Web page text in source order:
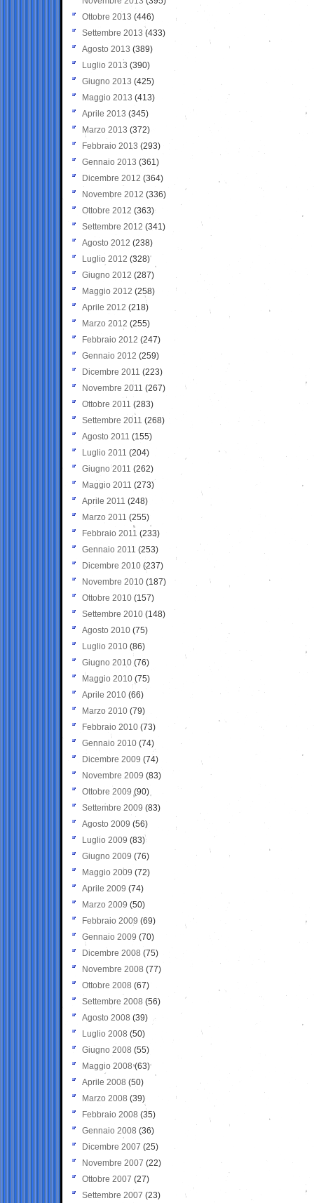
Ottobre 2013 (446)
Settembre 2013 (433)
Agosto 2013 (389)
Luglio 2013 (390)
Giugno 2013 (425)
Maggio 2013 (413)
Aprile 2013 (345)
Marzo 2013 (372)
Febbraio 2013 (293)
Gennaio 2013 (361)
Dicembre 2012 (364)
Novembre 2012 (336)
Ottobre 2012 (363)
Settembre 2012 (341)
Agosto 2012 (238)
Luglio 2012 (328)
Giugno 2012 (287)
Maggio 2012 (258)
Aprile 2012 (218)
Marzo 2012 (255)
Febbraio 2012 (247)
Gennaio 2012 (259)
Dicembre 2011 (223)
Novembre 2011 (267)
Ottobre 2011 (283)
Settembre 2011 (268)
Agosto 2011 (155)
Luglio 2011 (204)
Giugno 2011 (262)
Maggio 2011 (273)
Aprile 2011 (248)
Marzo 2011 (255)
Febbraio 2011 (233)
Gennaio 2011 (253)
Dicembre 2010 (237)
Novembre 2010 (187)
Ottobre 2010 (157)
Settembre 2010 (148)
Agosto 2010 (75)
Luglio 2010 (86)
Giugno 2010 (76)
Maggio 2010 (75)
Aprile 2010 (66)
Marzo 2010 (79)
Febbraio 2010 (73)
Gennaio 2010 (74)
Dicembre 2009 (74)
Novembre 2009 (83)
Ottobre 2009 (90)
Settembre 2009 (83)
Agosto 2009 (56)
Luglio 2009 (83)
Giugno 2009 (76)
Maggio 2009 (72)
Aprile 2009 (74)
Marzo 2009 (50)
Febbraio 2009 (69)
Gennaio 2009 (70)
Dicembre 2008 (75)
Novembre 2008 (77)
Ottobre 2008 (67)
Settembre 2008 (56)
Agosto 2008 (39)
Luglio 2008 (50)
Giugno 2008 (55)
Maggio 2008(63)
Aprile 2008 (50)
Marzo 2008 (39)
Febbraio 2008 (35)
Gennaio 2008 (36)
Dicembre 2007 (25)
Novembre 2007 (22)
Ottobre 2007 (27)
Settembre 2007 (23)